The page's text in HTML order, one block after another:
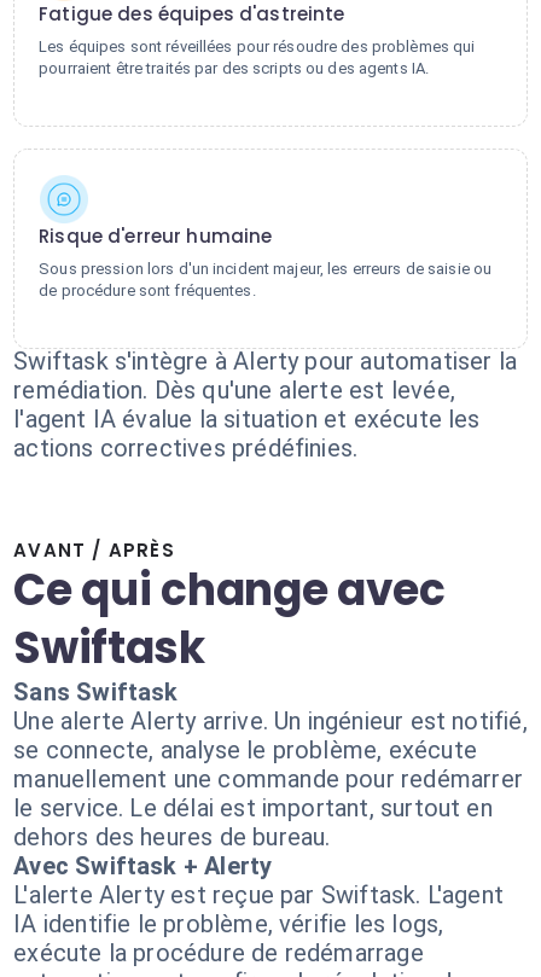
Fatigue des équipes d'astreinte
Les équipes sont réveillées pour résoudre des problèmes qui
pourraient être traités par des scripts ou des agents IA.
Risque d'erreur humaine
Sous pression lors d'un incident majeur, les erreurs de saisie ou
de procédure sont fréquentes.
Swiftask s'intègre à Alerty pour automatiser la
remédiation. Dès qu'une alerte est levée,
l'agent IA évalue la situation et exécute les
actions correctives prédéfinies.
AVANT / APRÈS
Ce qui change avec
Swiftask
Sans Swiftask
Une alerte Alerty arrive. Un ingénieur est notifié,
se connecte, analyse le problème, exécute
manuellement une commande pour redémarrer
le service. Le délai est important, surtout en
dehors des heures de bureau.
Avec Swiftask + Alerty
L'alerte Alerty est reçue par Swiftask. L'agent
IA identifie le problème, vérifie les logs,
exécute la procédure de redémarrage